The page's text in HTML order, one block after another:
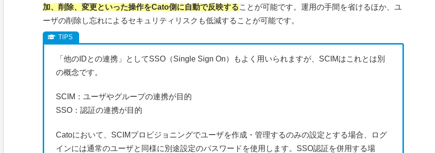
加、削除、変更といった操作をCato側に自動で反映することが可能です。運用の手間を省けるほか、ユ
ーザの削除し忘れによるセキュリティリスクも低減することが可能です。
「他のIDとの連携」としてSSO（Single Sign On）もよく用いられますが、SCIMはこれとは別
の概念です。
SCIM：ユーザやグループの連携が目的
SSO：認証の連携が目的
Catoにおいて、SCIMプロビジョニングでユーザを作成・管理するのみの設定とする場合、ログ
インには通常のユーザと同様に別途設定のパスワードを使用します。SSO認証を併用する場